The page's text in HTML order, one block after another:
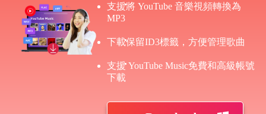
支援將 YouTube 音樂視頻轉換為
MP3
下載保留ID3標籤，方便管理歌曲
支援 YouTube Music免費和高級帳號
下載